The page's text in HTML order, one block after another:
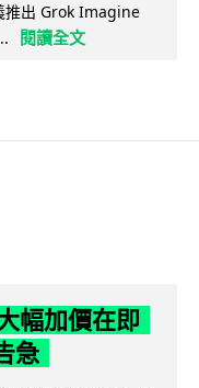
推出 Grok Imagine
閱讀全文
幅加價在即
急